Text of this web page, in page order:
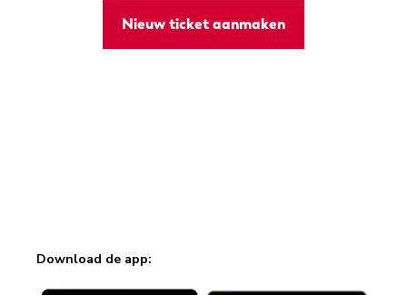
Nieuw ticket aanmaken
Download de app: